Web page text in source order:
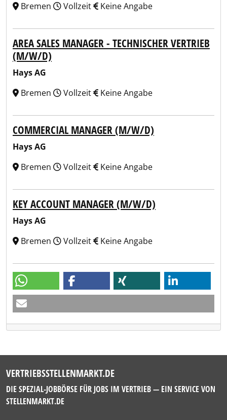
Bremen
Vollzeit Keine Angabe
AREA SALES MANAGER - TECHNISCHER VERTRIEB
(M/W/D)
Hays AG
Bremen
Vollzeit Keine Angabe
COMMERCIAL MANAGER (M/W/D)
Hays AG
Bremen
Vollzeit Keine Angabe
KEY ACCOUNT MANAGER (M/W/D)
Hays AG
Bremen
Vollzeit Keine Angabe
VERTRIEBSSTELLENMARKT.DE
DIE SPEZIAL-JOBBÖRSE FÜR JOBS IM VERTRIEB — EIN SERVICE VON
STELLENMARKT.DE